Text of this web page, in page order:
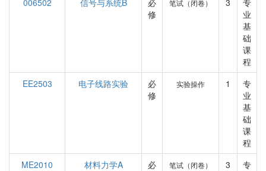
006502
信号与系统B
必
修
笔试（闭卷） 3
专
业
基
础
课
程
EE2503
电子线路实验
必
修
实验操作 1
专
业
基
础
课
程
ME2010
材料力学A
必
笔试（闭卷） 3
专